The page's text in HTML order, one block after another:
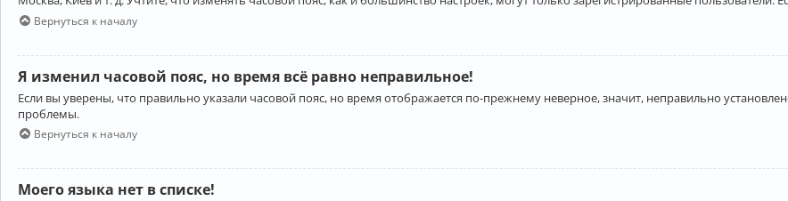
Вернуться к началу
Я изменил часовой пояс, но время всё равно неправильное!
Если вы уверены, что правильно указали часовой пояс, но время отображается по-прежнему неверное, значит, неправильно
проблемы.
Вернуться к началу
Моего языка нет в списке!